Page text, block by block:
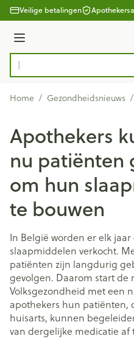
Ga naar de inhoud
Veilige betalingen
Menu
Product, merk, categorie...
Home / Gezondheidsnieuws /
Apothekers
nu patiënten
om hun
te bouwen
In België worden er elk
slaapmiddelen verkocht.
patiënten zijn langdurig
gevolgen. Daarom start de
Volksgezondheid met een
apothekers hun patiënten,
huisarts, kunnen
van dergelijke medicatie af